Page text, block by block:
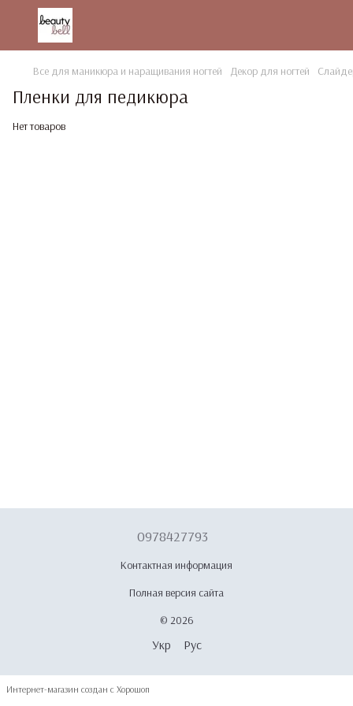
Все для маникюра и наращивания ногтей Декор для ногтей
Пленки для педикюра
Нет товаров
0978427793
Контактная информация
Полная версия сайта
© 2026
Укр Рус
Интернет-магазин создан с Хорошоп